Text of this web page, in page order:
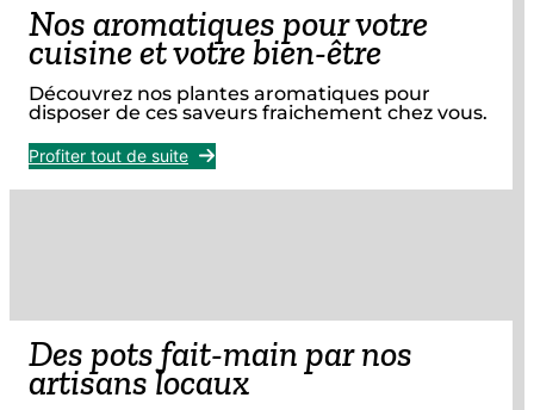
Nos aromatiques pour votre
cuisine et votre bien-être
Découvrez nos plantes aromatiques pour
disposer de ces saveurs fraichement chez vous.
Profiter tout de suite
Des pots fait-main par nos
artisans locaux